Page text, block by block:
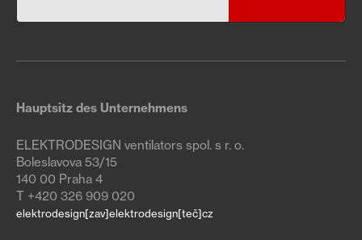
Hauptsitz des Unternehmens
ELEKTRODESIGN ventilators spol. s r. o.
Boleslavova 53/15
140 00 Praha 4
T +420 326 909 020
elektrodesign[zav]elektrodesign[teč]cz